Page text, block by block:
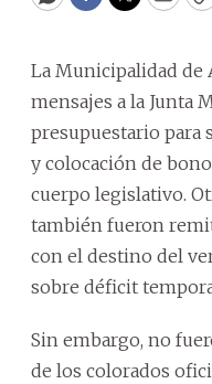
La Municipalidad
mensajes a la Junta
presupuestario para
y colocación de
cuerpo legislativo.
también fueron
con el destino del
sobre déficit
Sin embargo, no
de los colorados